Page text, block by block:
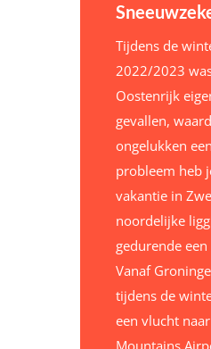
Tijdens de
2022/2023
Oostenrijk
gevallen,
ongelukken
probleem heb
vakantie in
noordelijke
gedurende
Vanaf
tijdens de
een vlucht